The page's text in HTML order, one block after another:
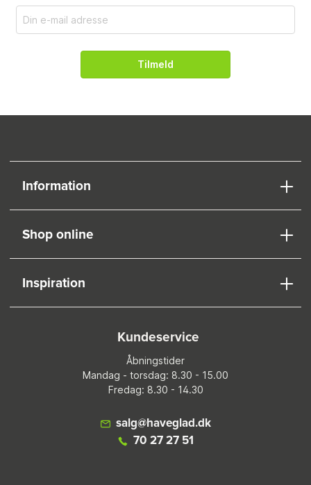
Tilmeld
Information
Shop online
Inspiration
Kundeservice
Åbningstider
Mandag - torsdag: 8.30 - 15.00
Fredag: 8.30 - 14.30
salg@haveglad.dk
70 27 27 51